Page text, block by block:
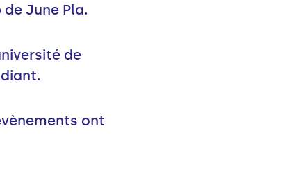
June Pla.
de
ont